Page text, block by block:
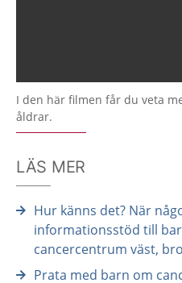
I den här filmen får du veta
åldrar.
LÄS MER
Hur känns det? När
informationsstöd till
cancercentrum väst,
Prata med barn om